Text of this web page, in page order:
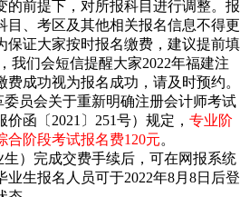
的前提下，对所报科目进行调整。报
目、考区及其他相关报名信息不得更
保证大家按时报名缴费，建议提前填
我们会短信提醒大家2022年福建注
成功视为报名成功，请及时预约。
员会关于重新明确注册会计师考试
函〔2021〕251号）规定， 专业阶
合阶段考试报名费120元。
）完成交费手续后，可在网报系统
生报名人员可于2022年8月8日后登